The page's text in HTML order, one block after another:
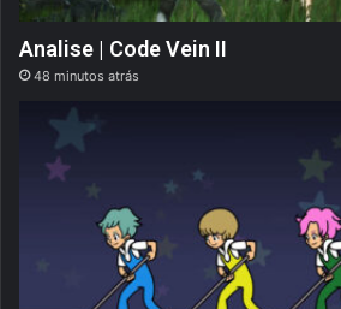
Analise | Code Vein II
48 minutos atrás